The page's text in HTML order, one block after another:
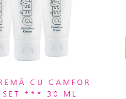
CU CAMFOR
SET *** 30 ML